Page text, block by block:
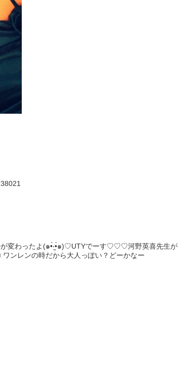
が変わったよ(๑•́‧̫•̀๑)♡UTYでーす♡♡♡河野英喜先生が
ンレンの時だから大人っぽい？どーかなー